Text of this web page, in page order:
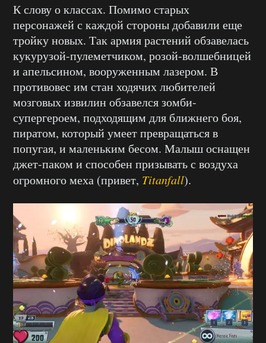
К слову о классах. Помимо старых
персонажей с каждой стороны добавили еще
тройку новых. Так армия растений обзавелась
кукурузой-пулеметчиком, розой-волшебницей
и апельсином, вооруженным лазером. В
противовес им стан ходячих любителей
мозговых извилин обзавелся зомби-
супергероем, подходящим для ближнего боя,
пиратом, который умеет превращаться в
попугая, и маленьким бесом. Малыш оснащен
джет-паком и способен призывать с воздуха
огромного меха (привет, Titanfall).